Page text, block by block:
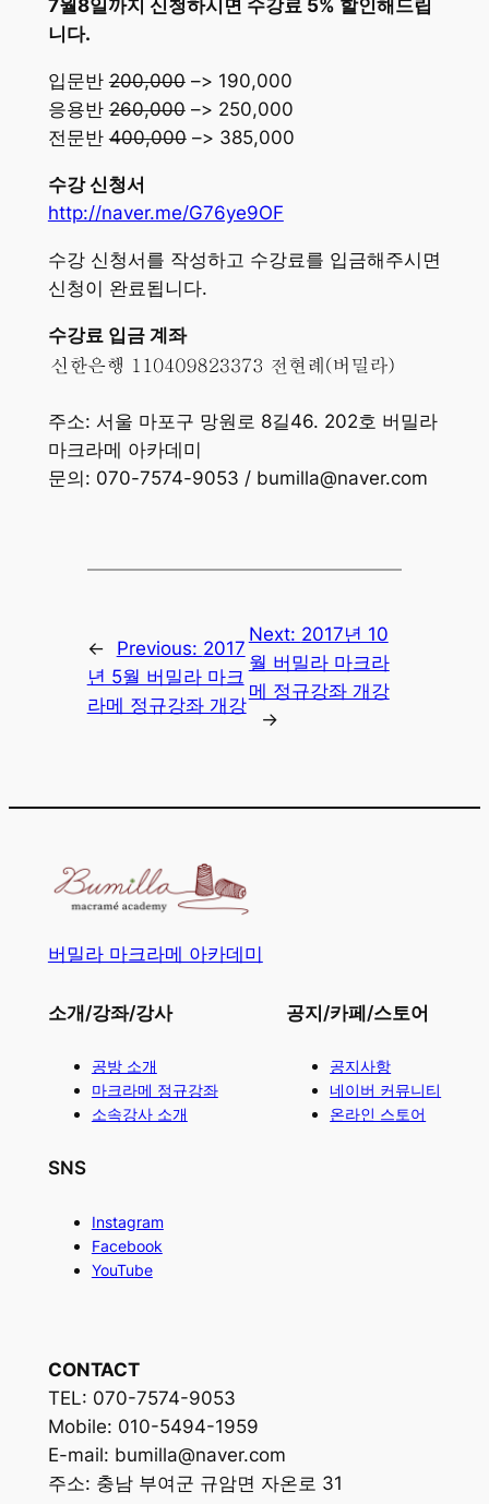
7월8일까지 신청하시면 수강료 5% 할인해드립
니다.
입문반200,000–> 190,000
응용반260,000–> 250,000
전문반400,000–> 385,000
수강 신청서
http://naver.me/G76ye9OF
수강 신청서를 작성하고 수강료를 입금해주시면
신청이 완료됩니다.
수강료 입금 계좌
주소: 서울 마포구 망원로 8길46. 202호 버밀라
마크라메 아카데미
문의: 070-7574-9053 / bumilla@naver.com
← Previous: 2017
년 5월 버밀라 마크
라메 정규강좌 개강
Next: 2017년 10
월 버밀라 마크라
메 정규강좌 개강
→
버밀라 마크라메 아카데미
소개/강좌/강사
공방 소개
마크라메 정규강좌
소속강사 소개
공지/카페/스토어
공지사항
네이버 커뮤니티
온라인 스토어
SNS
Instagram
Facebook
YouTube
CONTACT
TEL: 070-7574-9053
Mobile: 010-5494-1959
E-mail: bumilla@naver.com
주소: 충남 부여군 규암면 자온로 31